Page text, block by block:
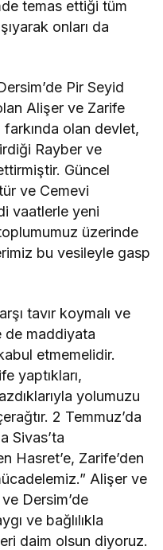
temas ettiği tüm
onları da
Pir Seyid
Alişer ve Zarife
farkında olan devlet,
Rayber ve
Güncel
ve Cemevi
vaatlerle yeni
üzerinde
bu vesileyle gasp
tavır koymalı ve
de maddiyata
etmemelidir.
yaptıkları,
yolumuzu
2 Temmuz’da
Sivas’ta
Hasret’e, Zarife’den
Alişer ve
Dersim’de
ve bağlılıkla
daim olsun diyoruz.